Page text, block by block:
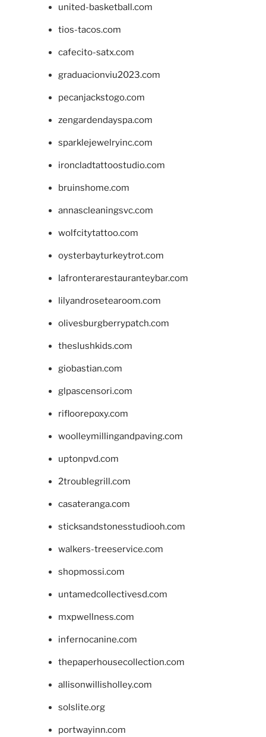
united-basketball.com
tios-tacos.com
cafecito-satx.com
graduacionviu2023.com
pecanjackstogo.com
zengardendayspa.com
sparklejewelryinc.com
ironcladtattoostudio.com
bruinshome.com
annascleaningsvc.com
wolfcitytattoo.com
oysterbayturkeytrot.com
lafronterarestauranteybar.com
lilyandrosetearoom.com
olivesburgberrypatch.com
theslushkids.com
giobastian.com
glpascensori.com
rifloorepoxy.com
woolleymillingandpaving.com
uptonpvd.com
2troublegrill.com
casateranga.com
sticksandstonesstudiooh.com
walkers-treeservice.com
shopmossi.com
untamedcollectivesd.com
mxpwellness.com
infernocanine.com
thepaperhousecollection.com
allisonwillisholley.com
solslite.org
portwayinn.com